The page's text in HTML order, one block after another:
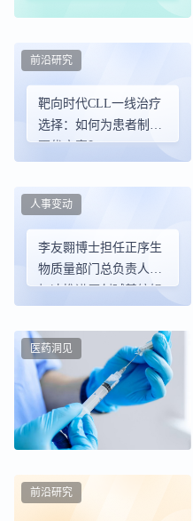
靶向时代CLL一线治疗
选择：如何为患者制定
更优方案？
前沿研究
李友翾博士担任正序生
物质量部门总负责人，
加速推进原创碱基编辑
局
人事变动
医药洞见
前沿研究